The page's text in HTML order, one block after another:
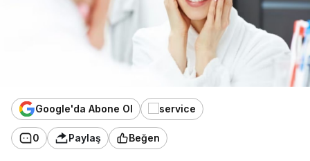
Google'da Abone Ol
0 Paylaş Beğen